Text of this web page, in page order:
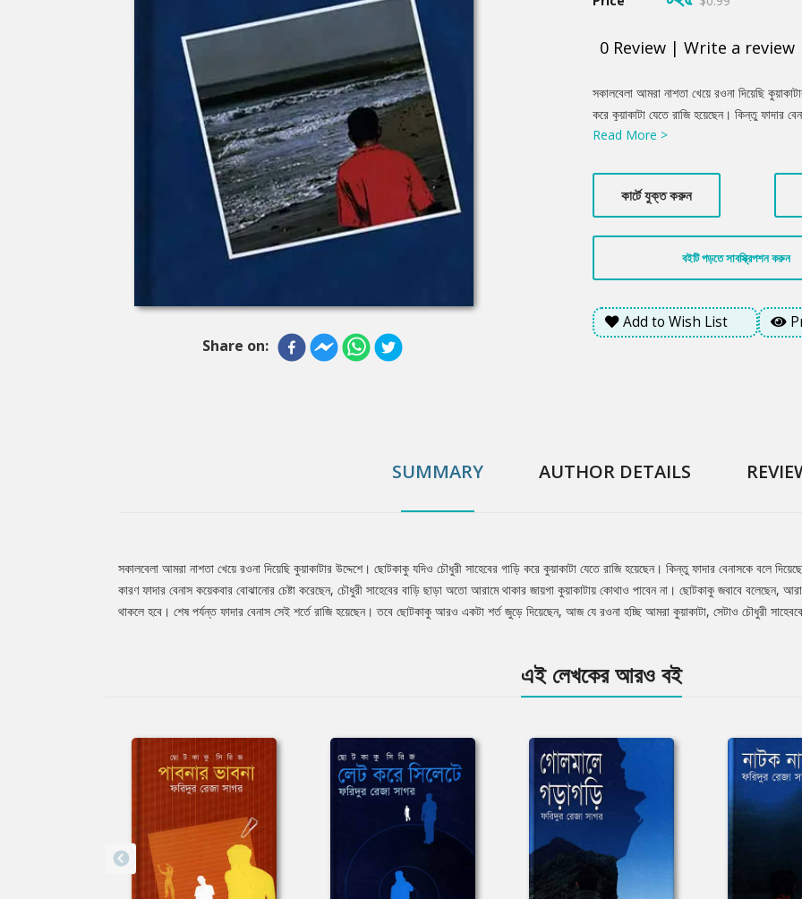
Share on:
0 Review | Write a review
Product
Summery
সকালবেলা আমরা নাশতা খেয়ে রওনা দিয়েছি
করে কুয়াকাটা যেতে রাজি হয়েছেন। কিন্তু ফাদার
সাহেবের বাড়িতে উঠবেন না। এর কারণ ফাদার
ব্যাপার নয়। পর্যটনের যে রেস্ট হাউস আছে সেখানেই
সেই শর্তে রাজি হয়েছেন। তবে ছোটকাকু আরও
কুয়াকাটা, সেটাও চৌধুরী সাহেবকে জানানো যাবে না।
Read More >
কার্টে যুক্ত করুন
বইটি পড়তে সাবস্ক্রিপশন করুন
Add to Wish List
SUMMARY AUTHOR DETAILS
Tab
সকালবেলা আমরা নাশতা খেয়ে রওনা দিয়েছি কুয়াকাটার উদ্দেশে। ছোটকাকু যদিও চৌধুরী সাহেবের গাড়ি করে কুয়াকাটা যেতে রাজি হয়েছেন। কিন্তু ফাদার বেনাসকে বলে
কারণ ফাদার বেনাস কয়েকবার বোঝানোর চেষ্টা করেছেন, চৌধুরী সাহেবের বাড়ি ছাড়া অতো আরামে থাকার জায়গা কুয়াকাটায় কোথাও পাবেন না। ছোটকাকু জবাবে বলেছেন,
থাকলে হবে। শেষ পর্যন্ত ফাদার বেনাস সেই শর্তে রাজি হয়েছেন। তবে ছোটকাকু আরও একটা শর্ত জুড়ে দিয়েছেন, আজ যে রওনা হচ্ছি আমরা কুয়াকাটা, সেটাও চৌধুরী
এই লেখকের আরও বই